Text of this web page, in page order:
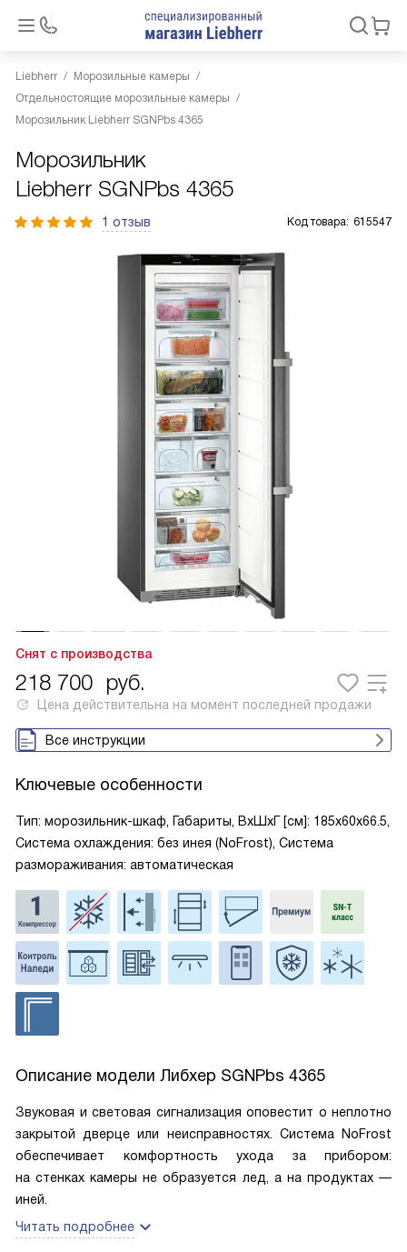
Liebherr
Морозильные камеры
Отдельностоящие морозильные камеры
Морозильник Liebherr SGNPbs 4365
Морозильник
Liebherr SGNPbs 4365
1 отзыв Код товара: 615547
Снят с производства
218 700 руб.
Цена действительна на момент последней продажи
Все инструкции
Ключевые особенности
Тип: морозильник-шкаф, Габариты, ВxШxГ [см]: 185x60x66.5,
Система охлаждения: без инея (NoFrost), Система
размораживания: автоматическая
Описание модели Либхер SGNPbs 4365
Звуковая и световая сигнализация оповестит о неплотно
закрытой дверце или неисправностях. Система NoFrost
обеспечивает комфортность ухода за прибором:
на стенках камеры не образуется лед, а на продуктах —
иней.
Читать подробнее